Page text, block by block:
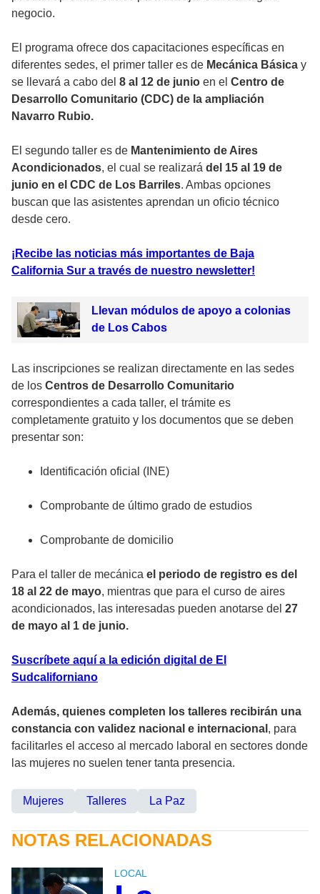
negocio.
El programa ofrece dos capacitaciones específicas en
diferentes sedes, el primer taller es de Mecánica Básica y
se llevará a cabo del 8 al 12 de junio en el Centro de
Desarrollo Comunitario (CDC) de la ampliación
Navarro Rubio.
El segundo taller es de Mantenimiento de Aires
Acondicionados, el cual se realizará del 15 al 19 de
junio en el CDC de Los Barriles. Ambas opciones
buscan que las asistentes aprendan un oficio técnico
desde cero.
¡Recibe las noticias más importantes de Baja
California Sur a través de nuestro newsletter!
Llevan módulos de apoyo a colonias
de Los Cabos
Las inscripciones se realizan directamente en las sedes
de los Centros de Desarrollo Comunitario
correspondientes a cada taller, el trámite es
completamente gratuito y los documentos que se deben
presentar son:
Identificación oficial (INE)
Comprobante de último grado de estudios
Comprobante de domicilio
Para el taller de mecánica el periodo de registro es del
18 al 22 de mayo, mientras que para el curso de aires
acondicionados, las interesadas pueden anotarse del 27
de mayo al 1 de junio.
Suscríbete aquí a la edición digital de El
Sudcaliforniano
Además, quienes completen los talleres recibirán una
constancia con validez nacional e internacional , para
facilitarles el acceso al mercado laboral en sectores donde
las mujeres no suelen tener tanta presencia.
Mujeres Talleres La Paz
NOTAS RELACIONADAS
LOCAL